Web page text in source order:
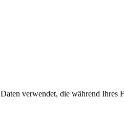
verwendet, die während Ihres